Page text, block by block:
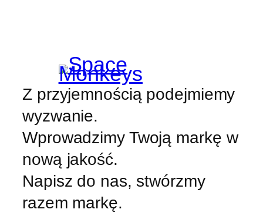
Z przyjemnością podejmiemy
wyzwanie.
Wprowadzimy Twoją markę w
nową jakość.
Napisz do nas, stwórzmy
razem markę.